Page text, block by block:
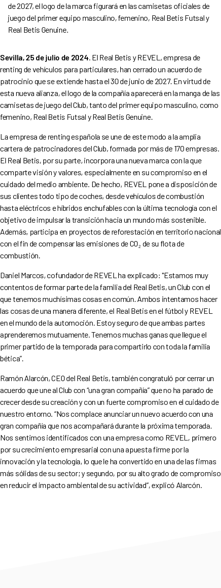
de 2027, el logo de la marca figurará en las camisetas oficiales de
juego del primer equipo masculino, femenino, Real Betis Futsal y
Real Betis Genuine.
Sevilla, 25 de julio de 2024 . El Real Betis y REVEL, empresa de
renting de vehículos para particulares, han cerrado un acuerdo de
patrocinio que se extiende hasta el 30 de junio de 2027. En virtud de
esta nueva alianza, el logo de la compañía aparecerá en la manga de las
camisetas de juego del Club, tanto del primer equipo masculino, como
femenino, Real Betis Futsal y Real Betis Genuine.
La empresa de renting española se une de este modo a la amplia
cartera de patrocinadores del Club, formada por más de 170 empresas.
El Real Betis, por su parte, incorpora una nueva marca con la que
comparte visión y valores, especialmente en su compromiso en el
cuidado del medio ambiente. De hecho, REVEL pone a disposición de
sus clientes todo tipo de coches, desde vehículos de combustión
hasta eléctricos e híbridos enchufables con la última tecnología con el
objetivo de impulsar la transición hacia un mundo más sostenible.
Además, participa en proyectos de reforestación en territorio nacional
con el fin de compensar las emisiones de CO₂ de su flota de
combustión.
Daniel Marcos, cofundador de REVEL ha explicado: "Estamos muy
contentos de formar parte de la familia del Real Betis, un Club con el
que tenemos muchísimas cosas en común. Ambos intentamos hacer
las cosas de una manera diferente, el Real Betis en el fútbol y REVEL
en el mundo de la automoción. Estoy seguro de que ambas partes
aprenderemos mutuamente. Tenemos muchas ganas que llegue el
primer partido de la temporada para compartirlo con toda la familia
bética”.
Ramón Alarcón, CEO del Real Betis, también congratuló por cerrar un
acuerdo que une al Club con “una gran compañía” que no ha parado de
crecer desde su creación y con un fuerte compromiso en el cuidado de
nuestro entorno. “Nos complace anunciar un nuevo acuerdo con una
gran compañía que nos acompañará durante la próxima temporada.
Nos sentimos identificados con una empresa como REVEL, primero
por su crecimiento empresarial con una apuesta firme por la
innovación y la tecnología, lo que le ha convertido en una de las firmas
más sólidas de su sector; y segundo, por su alto grado de compromiso
en reducir el impacto ambiental de su actividad”, explicó Alarcón.